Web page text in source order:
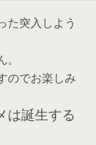
た突入しよう
のでお楽しみ
は誕生する